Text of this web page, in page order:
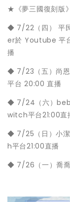
★《夢三國復刻版
◆ 7/22（四） 平
er於 Youtube 平
播
◆ 7/23（五）尚
平台 20:00 直播
◆ 7/24（六）
witch平台21:00直
◆ 7/25（日）小潔
h平台21:00直播
◆ 7/26（一）喬喬